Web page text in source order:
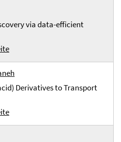
via data-efficient
Derivatives to Transport